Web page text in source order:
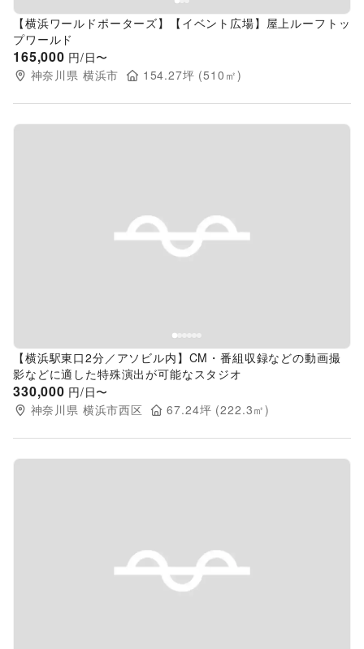
【横浜ワールドポーターズ】【イベント広場】屋上ルーフトッ
プワールド
165,000 円/日〜
神奈川県 横浜市 154.27坪 (510 ㎡)
Previous slide
【横浜駅東口2分／アソビル内】CM・番組収録などの動画撮
影などに適した特殊演出が可能なスタジオ
330,000 円/日〜
神奈川県 横浜市西区 67.24坪 (222.3㎡)
Previous slide